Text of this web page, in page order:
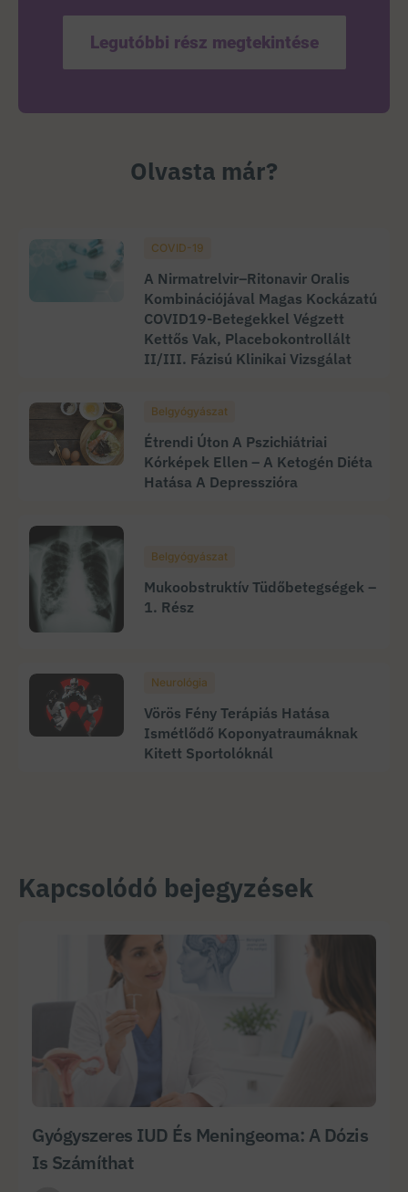
Legutóbbi rész megtekintése
Olvasta már?
COVID-19
A Nirmatrelvir–Ritonavir Oralis
Kombinációjával Magas Kockázatú
COVID19-Betegekkel Végzett
Kettős Vak, Placebokontrollált
II/III. Fázisú Klinikai Vizsgálat
Belgyógyászat
Étrendi Úton A Pszichiátriai
Kórképek Ellen – A Ketogén Diéta
Hatása A Depresszióra
Belgyógyászat
Mukoobstruktív Tüdőbetegségek –
1. Rész
Neurológia
Vörös Fény Terápiás Hatása
Ismétlődő Koponyatraumáknak
Kitett Sportolóknál
Kapcsolódó bejegyzések
Gyógyszeres IUD És Meningeoma: A Dózis
Is Számíthat